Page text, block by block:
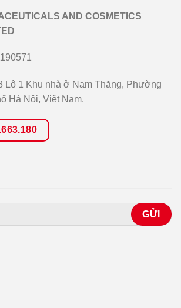
AND COSMETICS
Lô 1 Khu nhà ở Nam Thăng, Phường
Hà Nội, Việt Nam.